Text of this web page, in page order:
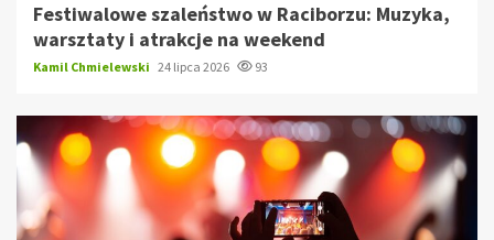
Festiwalowe szaleństwo w Raciborzu: Muzyka,
warsztaty i atrakcje na weekend
Kamil Chmielewski 24 lipca 2026 93